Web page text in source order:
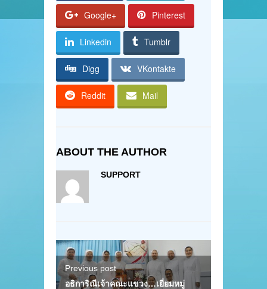
Google+ Pinterest
Linkedin Tumblr
Digg VKontakte
Reddit Mail
ABOUT THE AUTHOR
SUPPORT
Previous post
อธิการิณีเจ้าคณะแขวง…เยี่ยมหมู่